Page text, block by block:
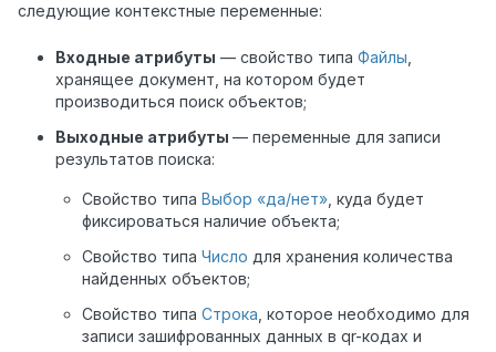
следующие контекстные переменные:
Входные атрибуты — свойство типа Файлы,
хранящее документ, на котором будет
производиться поиск объектов;
Выходные атрибуты — переменные для записи
результатов поиска:
Свойство типа Выбор «да/нет», куда будет
фиксироваться наличие объекта;
Свойство типа Число для хранения количества
найденных объектов;
Свойство типа Строка, которое необходимо для
записи зашифрованных данных в qr-кодах и